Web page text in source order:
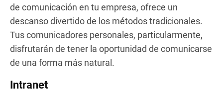
de comunicación en tu empresa, ofrece un
descanso divertido de los métodos tradicionales.
Tus comunicadores personales, particularmente,
disfrutarán de tener la oportunidad de comunicarse
de una forma más natural.
Intranet